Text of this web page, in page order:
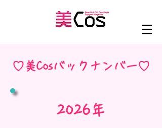
♡美Cosバックナンバー♡
​2026年